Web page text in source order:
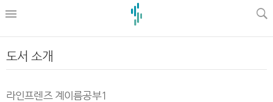
도서 소개
라인프렌즈 계이름공부1